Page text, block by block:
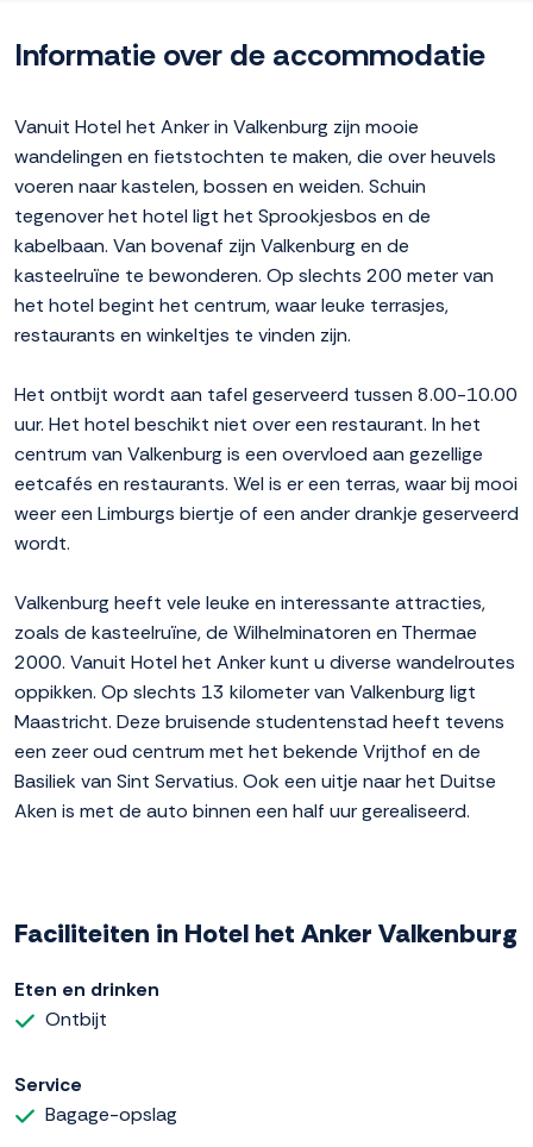
Informatie over de accommodatie
Vanuit Hotel het Anker in Valkenburg zijn mooie
wandelingen en fietstochten te maken, die over heuvels
voeren naar kastelen, bossen en weiden. Schuin
tegenover het hotel ligt het Sprookjesbos en de
kabelbaan. Van bovenaf zijn Valkenburg en de
kasteelruïne te bewonderen. Op slechts 200 meter van
het hotel begint het centrum, waar leuke terrasjes,
restaurants en winkeltjes te vinden zijn.
Het ontbijt wordt aan tafel geserveerd tussen 8.00-10.00
uur. Het hotel beschikt niet over een restaurant. In het
centrum van Valkenburg is een overvloed aan gezellige
eetcafés en restaurants. Wel is er een terras, waar bij mooi
weer een Limburgs biertje of een ander drankje geserveerd
wordt.
Valkenburg heeft vele leuke en interessante attracties,
zoals de kasteelruïne, de Wilhelminatoren en Thermae
2000. Vanuit Hotel het Anker kunt u diverse wandelroutes
oppikken. Op slechts 13 kilometer van Valkenburg ligt
Maastricht. Deze bruisende studentenstad heeft tevens
een zeer oud centrum met het bekende Vrijthof en de
Basiliek van Sint Servatius. Ook een uitje naar het Duitse
Aken is met de auto binnen een half uur gerealiseerd.
Faciliteiten in Hotel het Anker Valkenburg
Eten en drinken
Ontbijt
Service
Bagage-opslag